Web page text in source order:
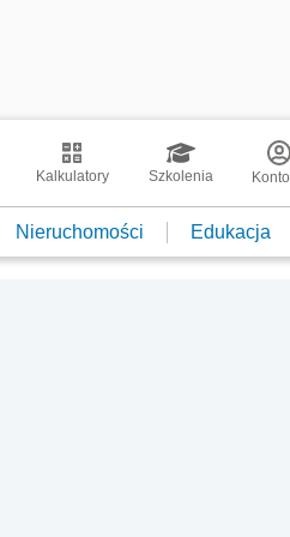
Kalkulatory Szkolenia Konto
Nieruchomości Edukacja